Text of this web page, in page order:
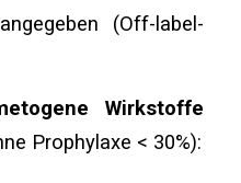
(Off-label-
Wirkstoffe
Prophylaxe < 30%):